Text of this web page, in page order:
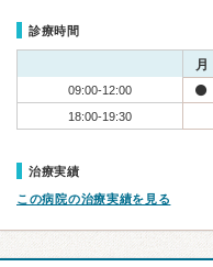
診療時間
月
09:00-12:00
18:00-19:30
治療実績
この病院の治療実績を見る